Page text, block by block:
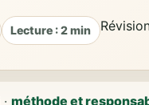
Lecture : 2 min
·méthode et